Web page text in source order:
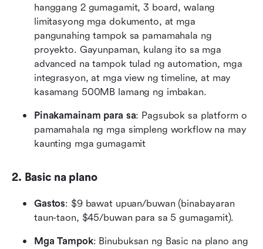
hanggang 2 gumagamit, 3 board, walang
limitasyong mga dokumento, at mga
pangunahing tampok sa pamamahala ng
proyekto. Gayunpaman, kulang ito sa mga
advanced na tampok tulad ng automation, mga
integrasyon, at mga view ng timeline, at may
kasamang 500MB lamang ng imbakan.
Pinakamainam para sa: Pagsubok sa platform o
pamamahala ng mga simpleng workflow na may
kaunting mga gumagamit
2. Basic na plano
Gastos: $9 bawat upuan/buwan (binabayaran
taun-taon, $45/buwan para sa 5 gumagamit).
Mga Tampok: Binubuksan ng Basic na plano ang